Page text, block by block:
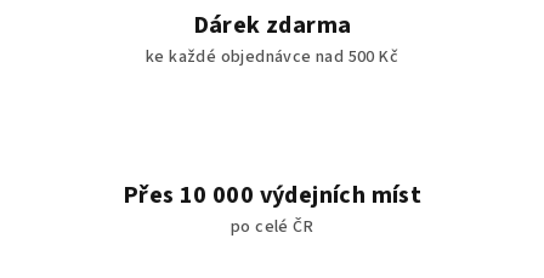
Dárek zdarma
ke každé objednávce nad 500 Kč
Přes 10 000 výdejních míst
po celé ČR